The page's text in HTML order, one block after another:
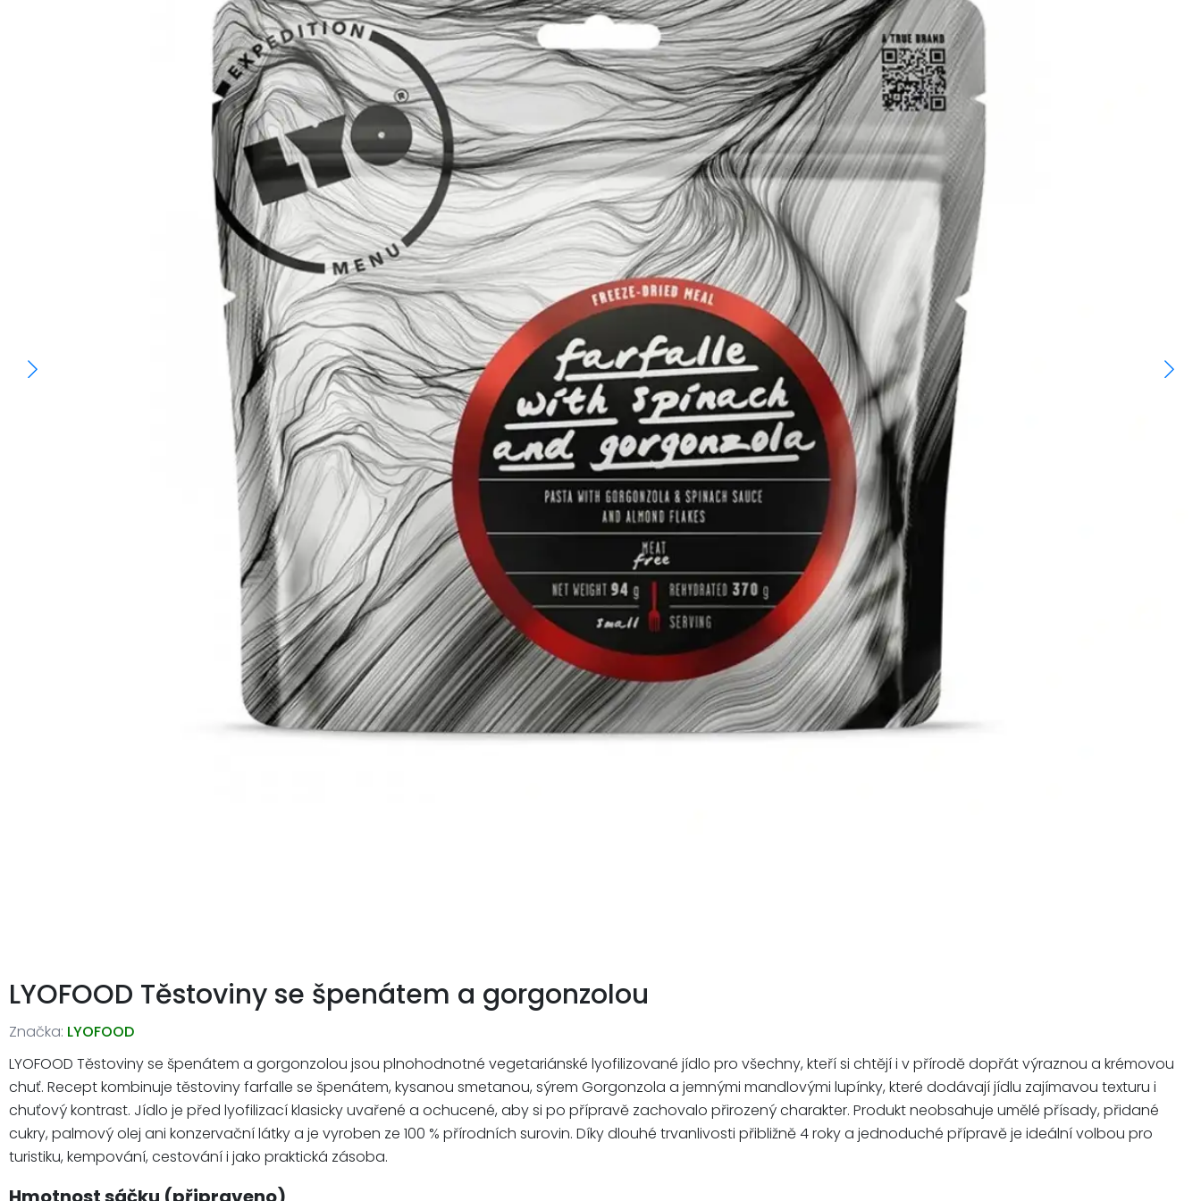
LYOFOOD Těstoviny se špenátem a gorgonzolou
Značka: LYOFOOD
LYOFOOD Těstoviny se špenátem a gorgonzolou jsou plnohodnotné vegetariánské lyofilizované jídlo pro všechny, kteří si chtějí i v přírodě dopřát výraznou a krémovou
chuť. Recept kombinuje těstoviny farfalle se špenátem, kysanou smetanou, sýrem Gorgonzola a jemnými mandlovými lupínky, které dodávají jídlu zajímavou texturu i
chuťový kontrast. Jídlo je před lyofilizací klasicky uvařené a ochucené, aby si po přípravě zachovalo přirozený charakter. Produkt neobsahuje umělé přísady, přidané
cukry, palmový olej ani konzervační látky a je vyroben ze 100 % přírodních surovin. Díky dlouhé trvanlivosti přibližně 4 roky a jednoduché přípravě je ideální volbou pro
turistiku, kempování, cestování i jako praktická zásoba.